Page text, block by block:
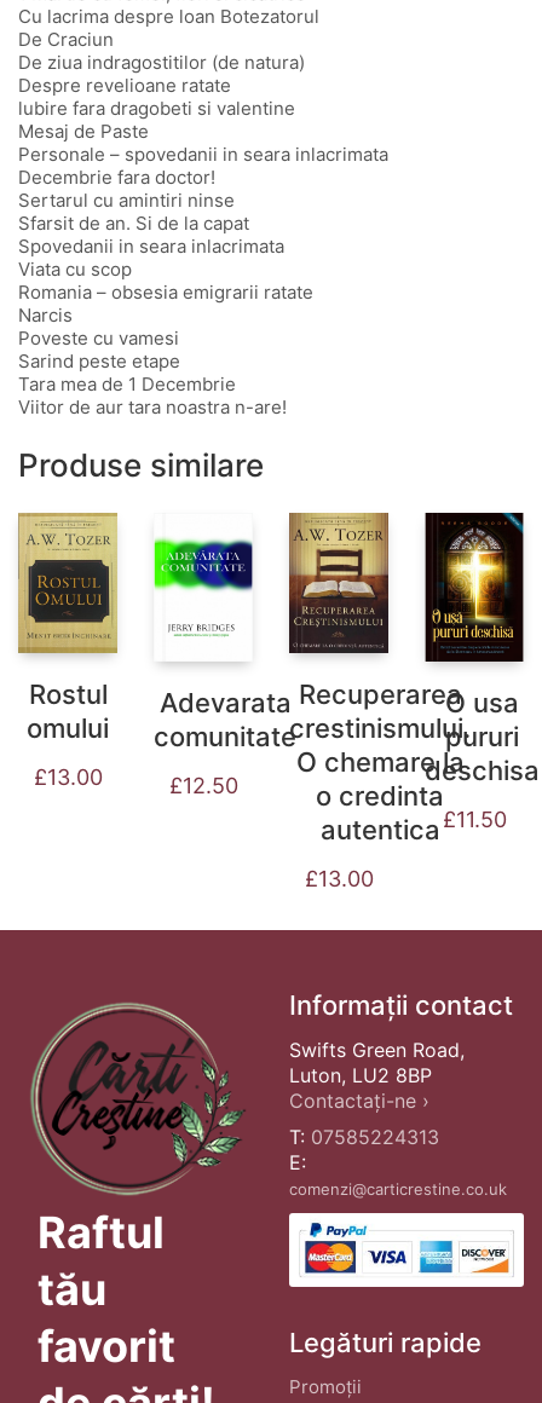
Cu lacrima despre loan Botezatorul
De Craciun
De ziua indragostitilor (de natura)
Despre revelioane ratate
lubire fara dragobeti si valentine
Mesaj de Paste
Personale – spovedanii in seara inlacrimata
Decembrie fara doctor!
Sertarul cu amintiri ninse
Sfarsit de an. Si de la capat
Spovedanii in seara inlacrimata
Viata cu scop
Romania – obsesia emigrarii ratate
Narcis
Poveste cu vamesi
Sarind peste etape
Tara mea de 1 Decembrie
Viitor de aur tara noastra n-are!
Produse similare
Rostul
omului
£13.00
Adevarata
comunitate
£12.50
Recuperarea
crestinismului.
O chemare la
o credinta
autentica
£13.00
O usa
pururi
deschisa
£11.50
Raftul
tău
favorit
Informații contact
Swifts Green Road,
Luton, LU2 8BP
Contactați-ne ›
T: 07585224313
E:
comenzi@carticrestine.co.uk
Legături rapide
Promoții